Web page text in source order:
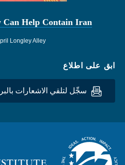
Help Contain Iran
Longley Alley
ابق على اطلاع
سجِّل لتلقي الاشعارات